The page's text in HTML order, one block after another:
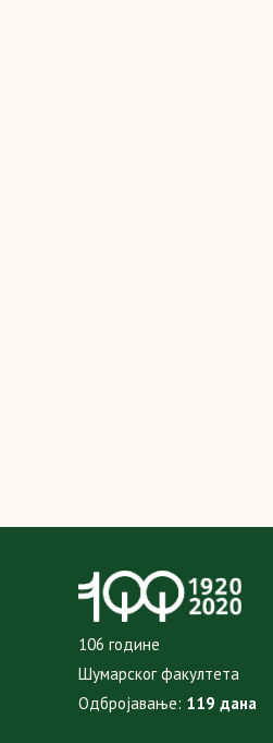
106 године
Шумарског факултета
Одбројавање: 119 дана